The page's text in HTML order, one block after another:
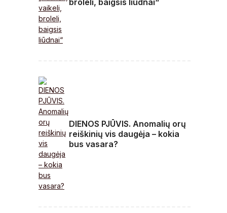
DIENOS PJŪVIS. Anomalių orų
reiškinių vis daugėja – kokia
bus vasara?